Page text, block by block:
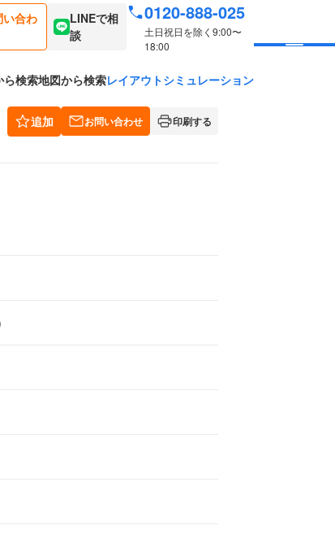
い合わ
LINEで相
談
0120-888-025
土日祝日を除く9:00〜
18:00
ら検索地図から検索レイアウトシミュレーション
追加 お問い合わせ 印刷する